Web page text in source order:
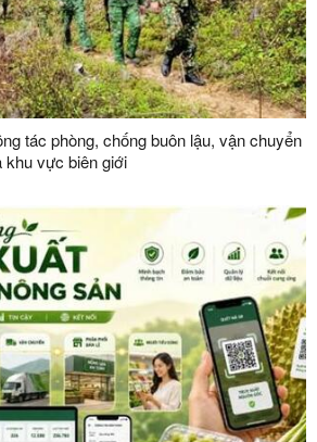
tác phòng, chống buôn lậu, vận chuyển
khu vực biên giới